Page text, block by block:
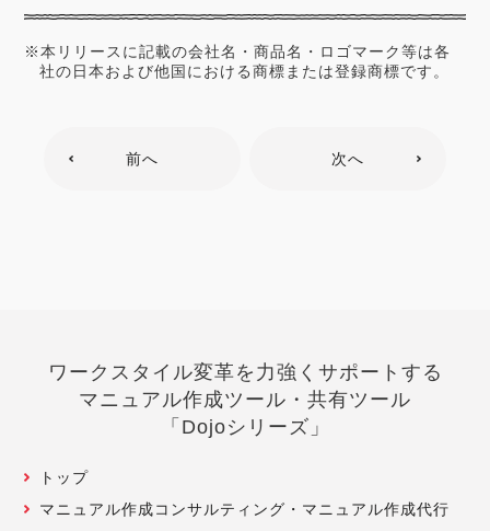
※本リリースに記載の会社名・商品名・ロゴマーク等は各
社の日本および他国における商標または登録商標です。
前へ 次へ
ワークスタイル変革を力強くサポートする
マニュアル作成ツール・共有ツール
「Dojoシリーズ」
トップ
マニュアル作成コンサルティング・マニュアル作成代行